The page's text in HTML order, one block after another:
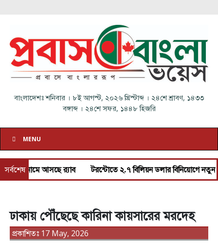
বাংলাদেশঃশনিবার । ৮ই আগস্ট, ২০২৬ খ্রিস্টাব্দ । ২৪শে শ্রাবণ, ১৪৩৩
বঙ্গাব্দ। ২৪শে সফর, ১৪৪৮ হিজরি
MENU
সর্বশেষ
আসছে র‌্যাব টরন্টোতে ২.৭ বিলিয়ন ডলার বিনিয়োগে নতুন ভাড়ার
ঢাকায় পৌঁছেছে কারিনা কায়সারের মরদেহ
প্রকাশিতঃ 17 May, 2026